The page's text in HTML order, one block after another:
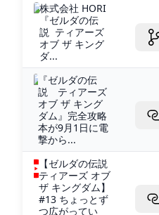
株式会社 HORI
『ゼルダの伝
説 ティアーズ
オブ ザ キング
ダ...
『ゼルダの伝
説 ティアーズ
オブ ザ キング
ダム』完全攻略
本が9月1日に電
撃から...
【ゼルダの伝説
ティアーズ オブ
ザ キングダム】
#13 ちょっとず
つ広がってい